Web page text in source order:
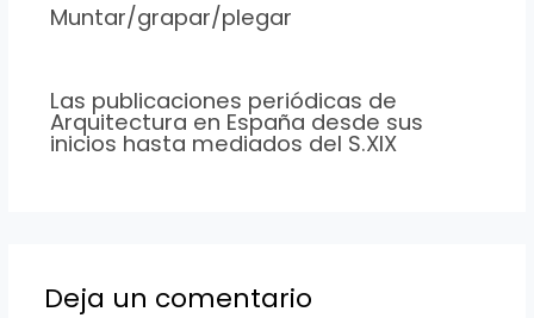
Muntar/grapar/plegar
Las publicaciones periódicas de
Arquitectura en España desde sus
inicios hasta mediados del S.XIX
Deja un comentario